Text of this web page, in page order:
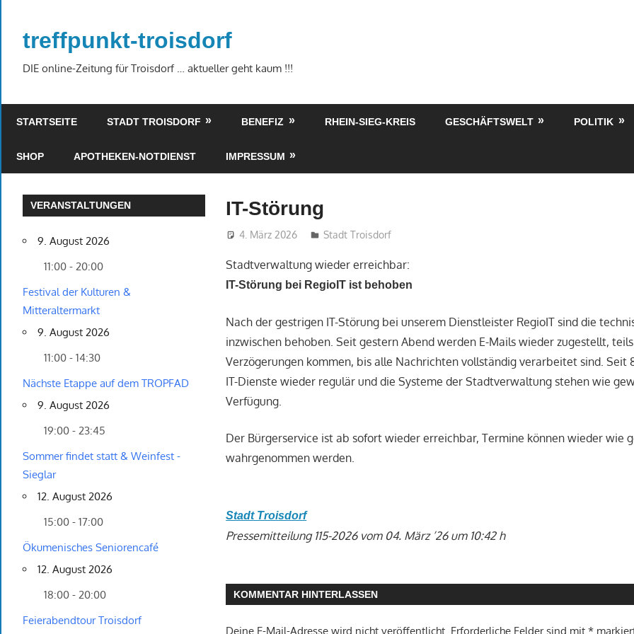
springen
treffpunkt-troisdorf
DIE online-Zeitung für Troisdorf … aktueller geht kaum !!!
STARTSEITE STADT TROISDORF BENEFIZ RHEIN-SIEG-KREIS GESCHÄFTSWELT POLITIK
SHOP APOTHEKEN-NOTDIENST IMPRESSUM
IT-Störung
4. März 2026 treffpunkt
Stadt Troisdorf
Stadtverwaltung wieder erreichbar:
IT-Störung bei RegioIT ist behoben
Nach der gestrigen IT-Störung bei unserem Dienstleister RegioIT sind die
inzwischen behoben. Seit gestern Abend werden E-Mails wieder zugestellt,
Verzögerungen kommen, bis alle Nachrichten vollständig verarbeitet sind. Seit
IT-Dienste wieder regulär und die Systeme der Stadtverwaltung stehen wie
Verfügung.
Der Bürgerservice ist ab sofort wieder erreichbar, Termine können wieder wie
wahrgenommen werden.
Stadt Troisdorf
Pressemitteilung 115-2026 vom 04. März ’26 um 10:42 h
KOMMENTAR HINTERLASSEN
Deine E-Mail-Adresse wird nicht veröffentlicht. Erforderliche Felder sind mit*
VERANSTALTUNGEN
9. August 2026
11:00 - 20:00
Festival der Kulturen &
Mitteraltermarkt
9. August 2026
11:00 - 14:30
Nächste Etappe auf dem TROPFAD
9. August 2026
19:00 - 23:45
Sommer findet statt & Weinfest -
Sieglar
12. August 2026
15:00 - 17:00
Ökumenisches Seniorencafé
12. August 2026
18:00 - 20:00
Feierabendtour Troisdorf